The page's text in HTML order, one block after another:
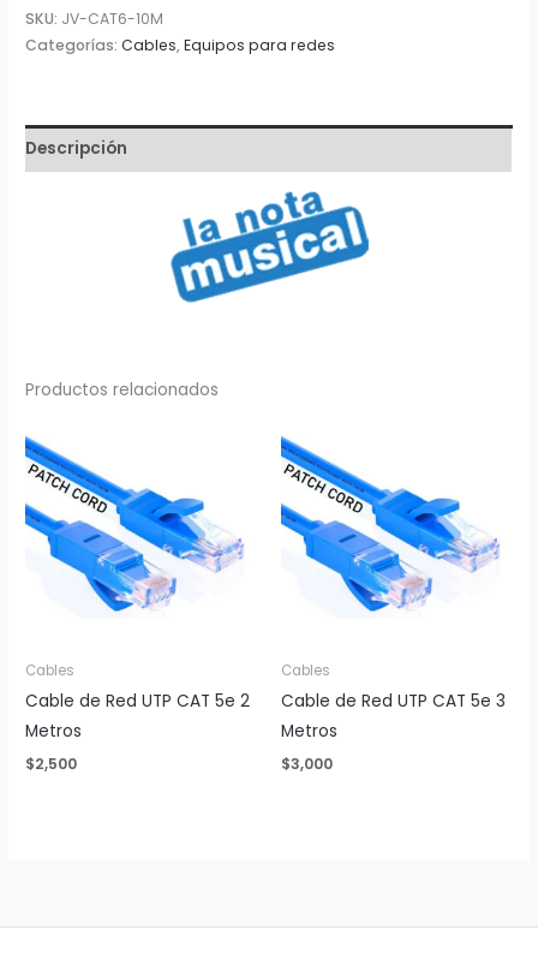
Red
Blanco
10
Metros
SKU: JV-CAT6-10M
Categorías:Cables,Equipos para redes
Descripción
Productos relacionados
Cables
Cable de Red UTP CAT 5e 2
Metros
$2,500
Cables
Cable de Red UTP CAT 5e 3
Metros
$3,000